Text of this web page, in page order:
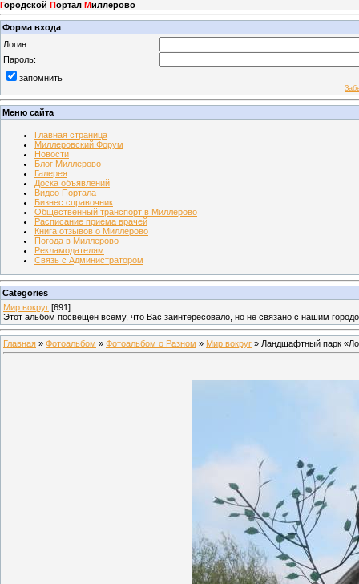
Городской Портал Миллерово
Форма входа
Логин:
Пароль:
запомнить
Меню сайта
Главная страница
Миллеровский Форум
Новости
Блог Миллерово
Галерея
Доска объявлений
Видео Портала
Бизнес справочник
Общественный транспорт в Миллерово
Расписание приема врачей
Книга отзывов о Миллерово
Погода в Миллерово
Рекламодателям
Связь с Администратором
Categories
Мир вокруг [691]
Этот альбом посвещен всему, что Вас заинтересовало, но не связано с нашим
Главная » Фотоальбом » Фотоальбом о Разном » Мир вокруг » Ландшафтный парк